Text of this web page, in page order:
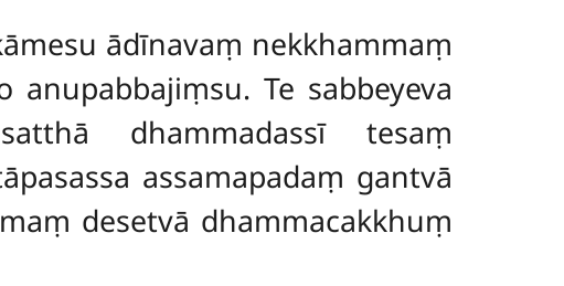
ādīnavaṃ nekkhammaṃ
Te sabbeyeva
dhammadassī tesaṃ
assamapadaṃ gantvā
desetvā dhammacakkhuṃ